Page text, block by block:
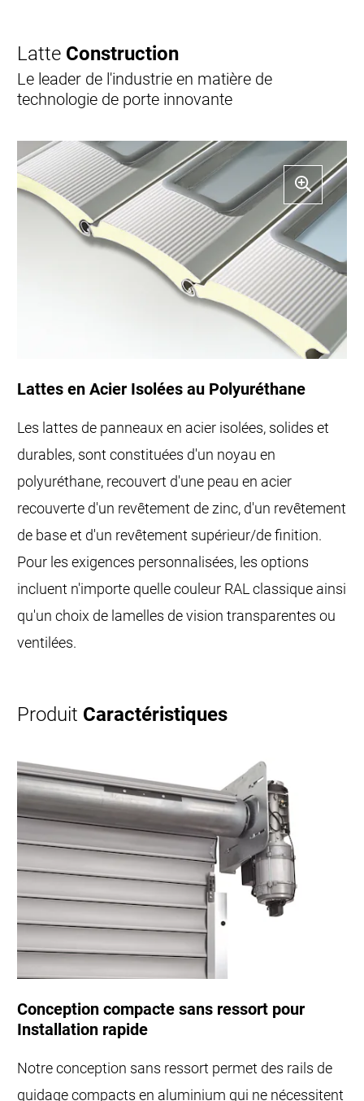
Latte Construction
Le leader de l'industrie en matière de
technologie de porte innovante
Lattes en Acier Isolées au Polyuréthane
Les lattes de panneaux en acier isolées, solides et
durables, sont constituées d'un noyau en
polyuréthane, recouvert d'une peau en acier
recouverte d'un revêtement de zinc, d'un revêtement
de base et d'un revêtement supérieur/de finition.
Pour les exigences personnalisées, les options
incluent n'importe quelle couleur RAL classique ainsi
qu'un choix de lamelles de vision transparentes ou
ventilées.
Produit Caractéristiques
Conception compacte sans ressort pour
Installation rapide
Notre conception sans ressort permet des rails de
guidage compacts en aluminium qui ne nécessitent